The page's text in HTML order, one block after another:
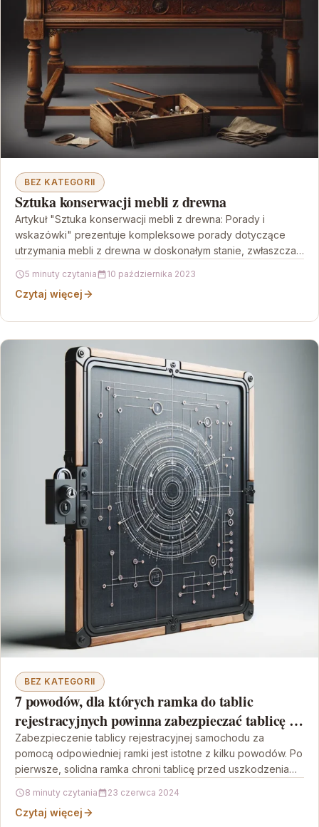
BEZ KATEGORII
Sztuka konserwacji mebli z drewna
Artykuł "Sztuka konserwacji mebli z drewna: Porady i
wskazówki" prezentuje kompleksowe porady dotyczące
utrzymania mebli z drewna w doskonałym stanie, zwłaszcza
5 minuty czytania 10 października 2023
Czytaj więcej
BEZ KATEGORII
7 powodów, dla których ramka do tablic
rejestracyjnych powinna zabezpieczać tablicę z
utal.pl
Zabezpieczenie tablicy rejestracyjnej samochodu za
pomocą odpowiedniej ramki jest istotne z kilku powodów. Po
pierwsze, solidna ramka chroni tablicę przed uszkodzeniami
8 minuty czytania 23 czerwca 2024
Czytaj więcej